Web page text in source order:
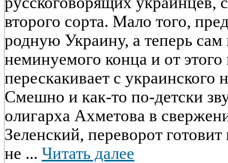
второго сорта. Мало того,
родную Украину, а теперь
неминуемого конца и от этого
перескакивает с украинского
Смешно и как-то по-детски
олигарха Ахметова в
Зеленский, переворот
не ... Читать далее